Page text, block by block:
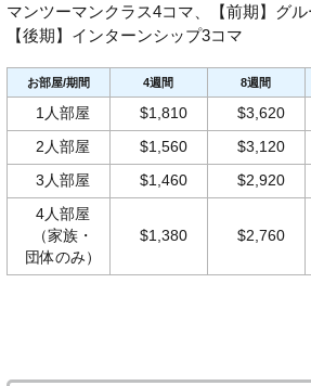
マンツーマンクラス4コマ、【前期】グ
【後期】インターンシップ3コマ
お部屋/期間 4週間 8週間
1人部屋 $1,810 $3,620
2人部屋 $1,560 $3,120
3人部屋 $1,460 $2,920
4人部屋
（家族・
団体のみ）
$1,380 $2,760